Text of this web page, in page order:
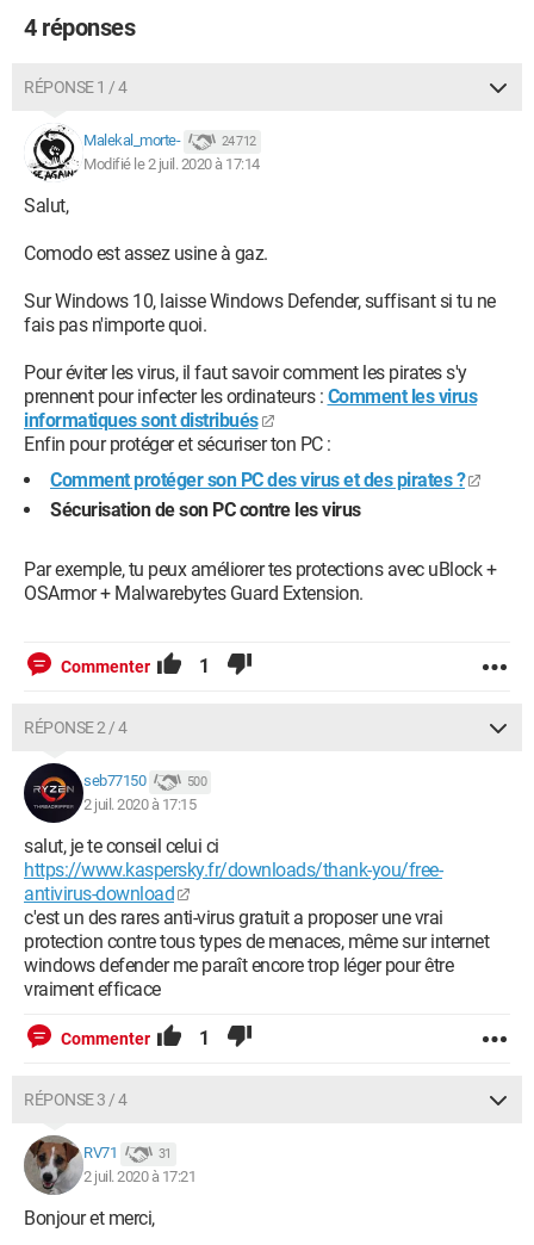
4 réponses
RÉPONSE 1 / 4
Malekal_morte- 24 712
Modifié le 2 juil. 2020 à 17:14
Salut,
Comodo est assez usine à gaz.
Sur Windows 10, laisse Windows Defender, suffisant si tu ne
fais pas n'importe quoi.
Pour éviter les virus, il faut savoir comment les pirates s'y
prennent pour infecter les ordinateurs : Comment les virus
informatiques sont distribués
Enfin pour protéger et sécuriser ton PC :
Comment protéger son PC des virus et des pirates ?
Sécurisation de son PC contre les virus
Par exemple, tu peux améliorer tes protections avec uBlock +
OSArmor + Malwarebytes Guard Extension.
Commenter 1
RÉPONSE 2 / 4
seb77150 500
2 juil. 2020 à 17:15
salut, je te conseil celui ci
https://www.kaspersky.fr/downloads/thank-you/free-
antivirus-download
c'est un des rares anti-virus gratuit a proposer une vrai
protection contre tous types de menaces, même sur internet
windows defender me paraît encore trop léger pour être
vraiment efficace
Commenter 1
RÉPONSE 3 / 4
RV71 31
2 juil. 2020 à 17:21
Bonjour et merci,